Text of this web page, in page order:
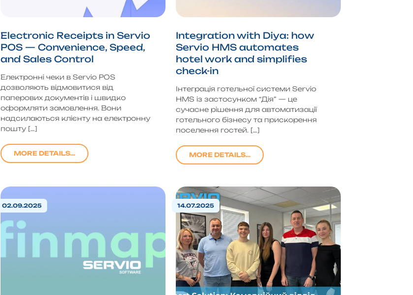
Electronic Receipts in Servio
POS — Convenience, Speed,
and Sales Control
Електронні чеки в Servio POS
дозволяють відмовитися від
паперових документів і швидко
оформляти замовлення. Вони
надсилаються клієнту на електронну
пошту […]
MORE DETAILS…
Integration with Diya: how
Servio HMS automates
hotel work and simplifies
check-in
Інтеграція готельної системи Servio
HMS із застосунком “Дія” — це
сучасне рішення для автоматизації
готельного бізнесу та прискорення
поселення гостей. […]
MORE DETAILS…
02.09.2025 14.07.2025